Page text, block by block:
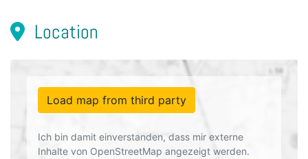
Location
Load map from third party
Ich bin damit einverstanden, dass mir externe
Inhalte von OpenStreetMap angezeigt werden.